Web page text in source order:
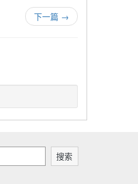
下一篇 →
搜索